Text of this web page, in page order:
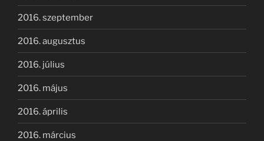
2016. szeptember
2016. augusztus
2016. július
2016. május
2016. április
2016. március